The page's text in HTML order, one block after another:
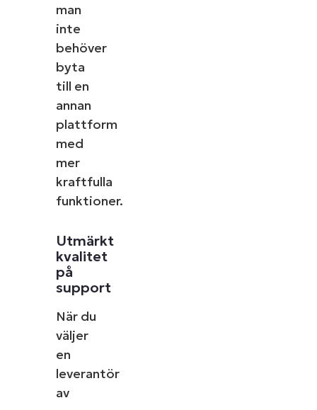
man
inte
behöver
byta
till en
annan
plattform
med
mer
kraftfulla
funktioner.
Utmärkt
kvalitet
på
support
När du
väljer
en
leverantör
av